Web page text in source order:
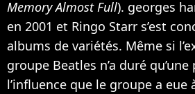
Memory Almost Full). georges
en 2001 et Ringo Starr s’est
albums de variétés. Même si
groupe Beatles n’a duré
l’influence que le groupe a eue